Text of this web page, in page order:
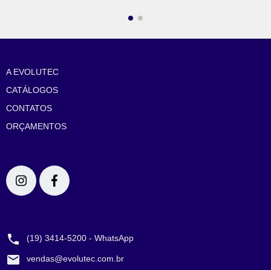
A EVOLUTEC
CATÁLOGOS
CONTATOS
ORÇAMENTOS
(19) 3414-5200 - WhatsApp
vendas@evolutec.com.br